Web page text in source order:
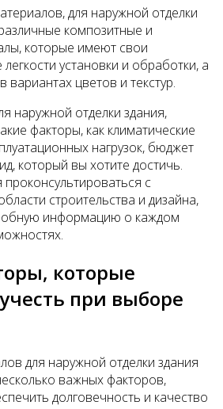
для наружной отделки
композитные и
которые имеют свои
установки и обработки, а
вариантах цветов и текстур.
наружной отделки здания,
факторы, как климатические
нагрузок, бюджет
который вы хотите достичь.
с
строительства и дизайна,
информацию о каждом
которые
при выборе
для наружной отделки здания
важных факторов,
долговечность и качество